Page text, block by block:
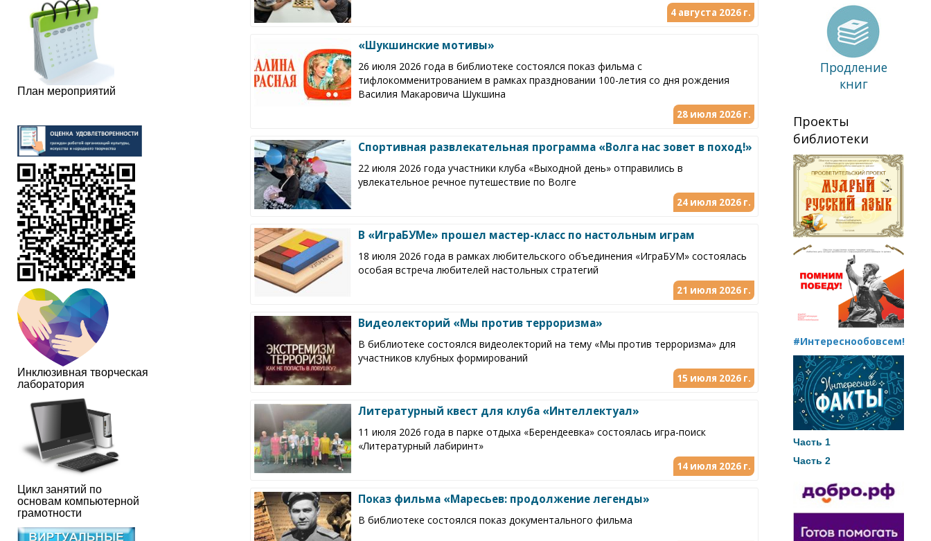
План мероприятий
Инклюзивная творческая
лаборатория
Цикл занятий по
основам компьютерной
грамотности
4 августа 2026 г.
«Шукшинские мотивы»
26 июля 2026 года в библиотеке состоялся показ фильма с
тифлокомменитрованием в рамках праздновании 100-летия со дня рождения
Василия Макаровича Шукшина
28 июля 2026 г.
Спортивная развлекательная программа «Волга нас зовет в поход!»
22 июля 2026 года участники клуба «Выходной день» отправились в
увлекательное речное путешествие по Волге
24 июля 2026 г.
В «ИграБУМе» прошел мастер-класс по настольным играм
18 июля 2026 года в рамках любительского объединения «ИграБУМ» состоялась
особая встреча любителей настольных стратегий
21 июля 2026 г.
Видеолекторий «Мы против терроризма»
В библиотеке состоялся видеолекторий на тему «Мы против терроризма» для
участников клубных формирований
15 июля 2026 г.
Литературный квест для клуба «Интеллектуал»
11 июля 2026 года в парке отдыха «Берендеевка» состоялась игра-поиск
«Литературный лабиринт»
14 июля 2026 г.
Показ фильма «Маресьев: продолжение легенды»
В библиотеке состоялся показ документального фильма
Продление
книг
Проекты
библиотеки
#Интереснообовсем!
Часть 1
Часть 2